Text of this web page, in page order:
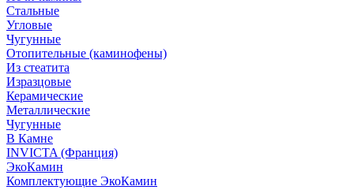
Стальные
Угловые
Чугунные
Отопительные (каминофены)
Из стеатита
Изразцовые
Керамические
Металлические
Чугунные
В Камне
INVICTA (Франция)
ЭкоКамин
Комплектующие ЭкоКамин